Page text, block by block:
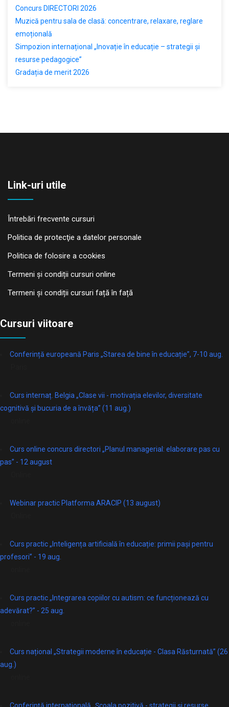
Concurs DIRECTORI 2026
Muzică pentru sala de clasă: concentrare, relaxare, reglare
emoțională
Simpozion internațional „Inovație în educație – strategii și
resurse pedagogice”
Gradația de merit 2026
Link-uri utile
Întrebări frecvente cursuri
Politica de protecţie a datelor personale
Politica de folosire a cookies
Termeni și condiții cursuri online
Termeni și condiții cursuri față în față
Cursuri viitoare
Conferință europeană Paris „Starea de bine în educație”, 7-10 aug.
Curs internaț. Belgia „Clase vii - motivația elevilor, diversitate
cognitivă și bucuria de a învăța” (11 aug.)
Curs online concurs directori „Planul managerial: elaborare pas cu
pas” - 12 august
Webinar practic Platforma ARACIP (13 august)
Curs practic „Inteligența artificială în educație: primii pași pentru
profesori” - 19 aug.
Curs practic „Integrarea copiilor cu autism: ce funcționează cu
adevărat?” - 25 aug.
Curs național „Strategii moderne în educație - Clasa Răsturnată” (26
aug.)
Conferință internațională „Școala pozitivă - strategii și resurse